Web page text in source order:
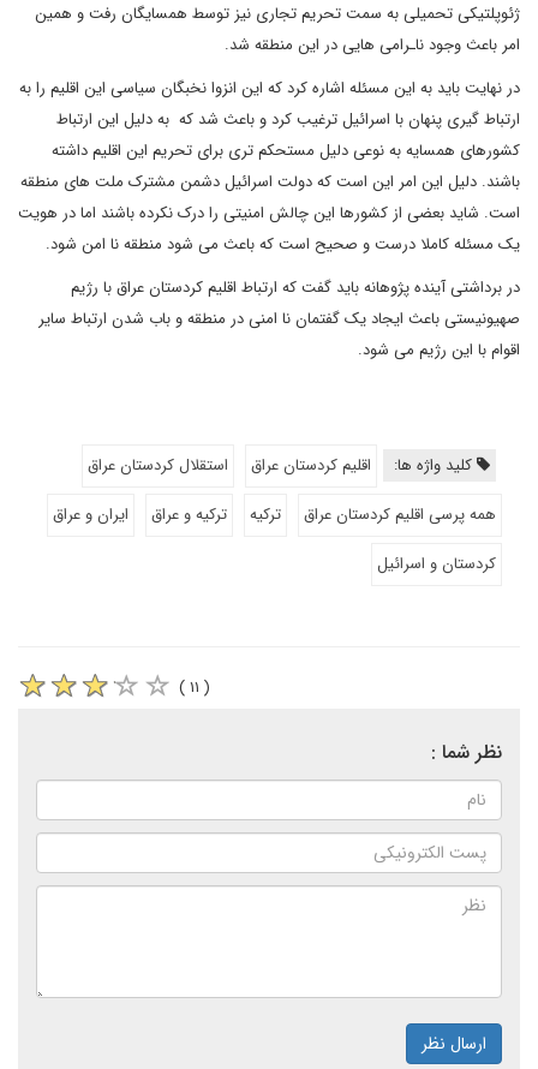
ژئوپلتیکی تحمیلی به سمت تحریم تجاری نیز توسط همسایگان رفت و همین
امر باعث وجود ناـرامی هایی در این منطقه شد.
در نهایت باید به این مسئله اشاره کرد که این انزوا نخبگان سیاسی این اقلیم را به
ارتباط گیری پنهان با اسرائیل ترغیب کرد و باعث شد که به دلیل این ارتباط
کشورهای همسایه به نوعی دلیل مستحکم تری برای تحریم این اقلیم داشته
باشند. دلیل این امر این است که دولت اسرائیل دشمن مشترک ملت های منطقه
است. شاید بعضی از کشورها این چالش امنیتی را درک نکرده باشند اما در هویت
یک مسئله کاملا درست و صحیح است که باعث می شود منطقه نا امن شود.
در برداشتی آینده پژوهانه باید گفت که ارتباط اقلیم کردستان عراق با رژیم
صهیونیستی باعث ایجاد یک گفتمان نا امنی در منطقه و باب شدن ارتباط سایر
اقوام با این رژیم می شود.
کلید واژه ها: اقلیم کردستان عراق
استقلال کردستان عراق
همه پرسی اقلیم کردستان عراق
ترکیه ترکیه و عراق
ایران و عراق
کردستان و اسرائیل
( ۱۱ )
نظر شما :
ارسال نظر